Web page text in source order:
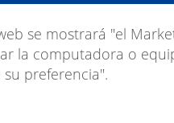
se mostrará "el
la computadora o
preferencia".